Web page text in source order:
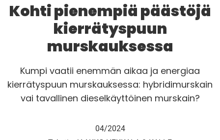
Kohti pienempiä päästöjä
kierrätyspuun
murskauksessa
Kumpi vaatii enemmän aikaa ja energiaa
kierrätyspuun murskauksessa: hybridimurskain
vai tavallinen dieselkäyttöinen murskain?
04/2024